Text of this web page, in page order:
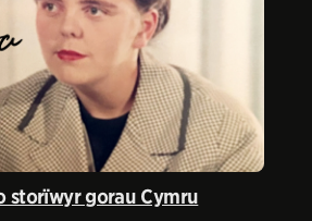
storïwyr gorau Cymru